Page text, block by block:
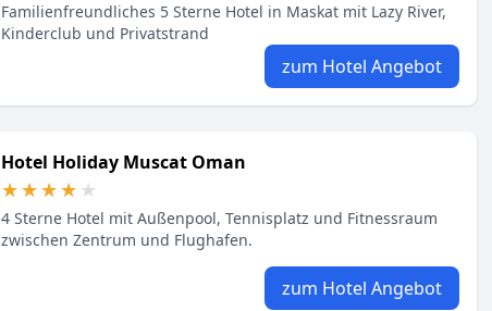
Familienfreundliches 5 Sterne Hotel in Maskat mit Lazy River,
Kinderclub und Privatstrand
zum Hotel Angebot
Hotel Holiday Muscat Oman
★★★★★
★★★★★
4 Sterne Hotel mit Außenpool, Tennisplatz und Fitnessraum
zwischen Zentrum und Flughafen.
zum Hotel Angebot